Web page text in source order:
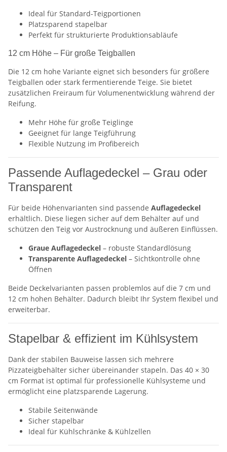
Ideal für Standard-Teigportionen
Platzsparend stapelbar
Perfekt für strukturierte Produktionsabläufe
12 cm Höhe – Für große Teigballen
Die 12 cm hohe Variante eignet sich besonders für größere
Teigballen oder stark fermentierende Teige. Sie bietet
zusätzlichen Freiraum für Volumenentwicklung während der
Reifung.
Mehr Höhe für große Teiglinge
Geeignet für lange Teigführung
Flexible Nutzung im Profibereich
Passende Auflagedeckel – Grau oder
Transparent
Für beide Höhenvarianten sind passende Auflagedeckel
erhältlich. Diese liegen sicher auf dem Behälter auf und
schützen den Teig vor Austrocknung und äußeren Einflüssen.
Graue Auflagedeckel – robuste Standardlösung
Transparente Auflagedeckel – Sichtkontrolle ohne
Öffnen
Beide Deckelvarianten passen problemlos auf die 7 cm und
12 cm hohen Behälter. Dadurch bleibt Ihr System flexibel und
erweiterbar.
Stapelbar & effizient im Kühlsystem
Dank der stabilen Bauweise lassen sich mehrere
Pizzateigbehälter sicher übereinander stapeln. Das 40 × 30
cm Format ist optimal für professionelle Kühlsysteme und
ermöglicht eine platzsparende Lagerung.
Stabile Seitenwände
Sicher stapelbar
Ideal für Kühlschränke & Kühlzellen